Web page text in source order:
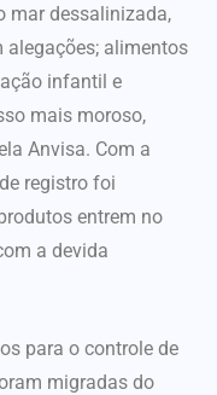
mar dessalinizada,
alegações; alimentos
infantil e
mais moroso,
Anvisa. Com a
registro foi
entrem no
a devida
para o controle de
migradas do